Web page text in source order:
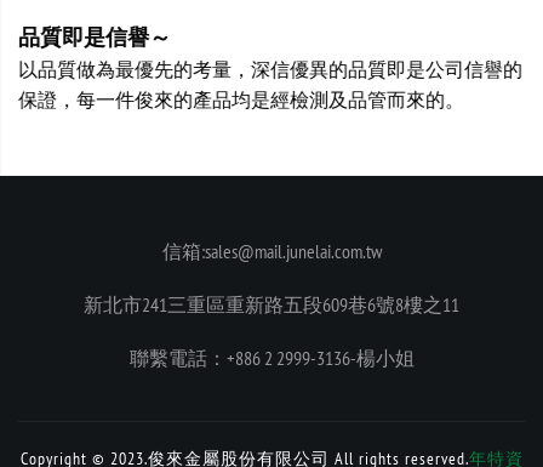
品質即是信譽～
以品質做為最優先的考量，深信優異的品質即是公司信譽的
保證，每一件俊來的產品均是經檢測及品管而來的。
信箱:sales@mail.junelai.com.tw
新北市241三重區重新路五段609巷6號8樓之11
聯繫電話：+886 2 2999-3136-楊小姐
Copyright © 2023.俊來金屬股份有限公司 All rights reserved.年特資